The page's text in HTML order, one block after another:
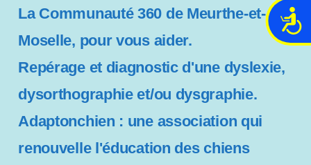
A
c
e
La Communauté 360 de Meurthe-et-
Moselle, pour vous aider.
Repérage et diagnostic d'une dyslexie,
dysorthographie et/ou dysgraphie.
Adaptonchien : une association qui
renouvelle l'éducation des chiens